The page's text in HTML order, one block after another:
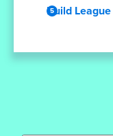
Build League